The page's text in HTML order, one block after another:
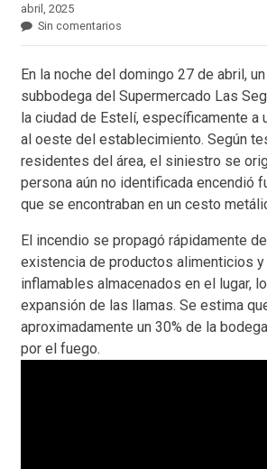
abril, 2025
Sin comentarios
En la noche del domingo 27 de abril,
subbodega del Supermercado Las
la ciudad de Estelí, específicamente a
al oeste del establecimiento. Según
residentes del área, el siniestro se
persona aún no identificada encendió
que se encontraban en un cesto
El incendio se propagó rápidamente
existencia de productos alimenticios
inflamables almacenados en el lugar,
expansión de las llamas. Se estima
aproximadamente un 30% de la
por el fuego.